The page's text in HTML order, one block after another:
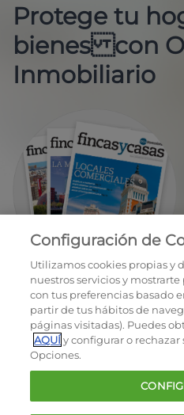
Protege tu
bienes con
Inmobiliario
EN REGALO LA REVISTA
OCU ©
Configuración de
Utilizamos cookies propias y
nuestros servicios y
con tus preferencias basado
partir de tus hábitos de
páginas visitadas). Puedes
AQUÍy configurar o
Opciones.